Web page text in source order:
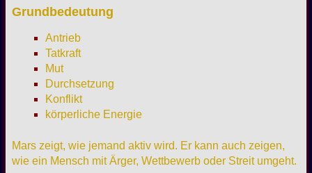
Grundbedeutung
Antrieb
Tatkraft
Mut
Durchsetzung
Konflikt
körperliche Energie
Mars zeigt, wie jemand aktiv wird. Er kann auch zeigen,
wie ein Mensch mit Ärger, Wettbewerb oder Streit umgeht.